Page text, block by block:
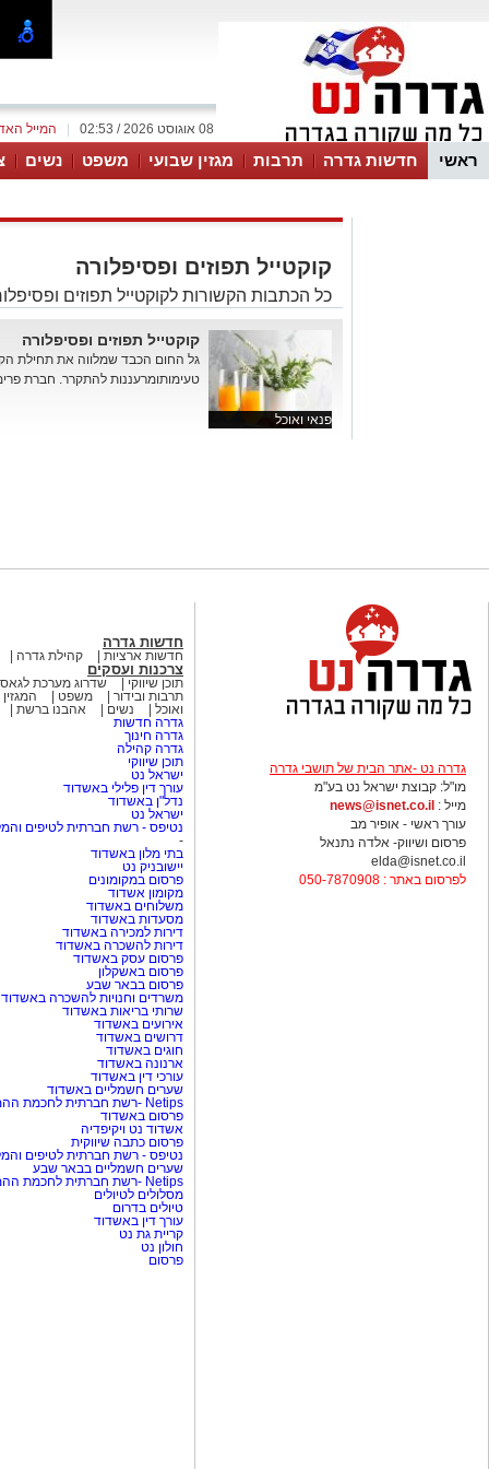
המייל 08 אוגוסט 2026 / 02:53
ראשי חדשות גדרה תרבות מגזין שבועי משפט נשים
קוקטייל תפוזים ופסיפלורה
כל הכתבות הקשורות לקוקטייל תפוזים
פנאי ואוכל
קוקטייל תפוזים ופסיפלורה
גל החום הכבד שמלווה את תחילת
טעימותומרעננות להתקרר. חברת
גדרה נט -אתר הבית של תושבי גדרה
מו"ל: קבוצת ישראל נט בע"מ
מייל : news@isnet.co.il
עורך ראשי - אופיר מב
פרסום ושיווק- אלדה נתנאל
elda@isnet.co.il
לפרסום באתר : 050-7870908
חדשות גדרה
חדשות ארציות קהילת גדרה
צרכנות ועסקים
תוכן שיווקי
שדרוג מערכת
תרבות ובידור
משפט
ואוכל
נשים
אהבנו ברשת
גדרה חדשות
גדרה חינוך
גדרה קהילה
תוכן שיווקי
ישראל נט
עורך דין פלילי באשדוד
נדל"ן באשדוד
ישראל נט
נטיפס - רשת חברתית לטיפים
-
בתי מלון באשדוד
יישובניק נט
פרסום במקומונים
מקומון אשדוד
משלוחים באשדוד
מסעדות באשדוד
דירות למכירה באשדוד
דירות להשכרה באשדוד
פרסום עסק באשדוד
פרסום באשקלון
פרסום בבאר שבע
משרדים וחנויות להשכרה באשדוד
שרותי בריאות באשדוד
אירועים באשדוד
דרושים באשדוד
חוגים באשדוד
ארנונה באשדוד
עורכי דין באשדוד
שערים חשמליים באשדוד
Netips -רשת חברתית לחכמת ההמונים
פרסום באשדוד
אשדוד נט ויקיפדיה
פרסום כתבה שיווקית
נטיפס - רשת חברתית לטיפים
שערים חשמליים בבאר שבע
Netips -רשת חברתית לחכמת ההמונים
מסלולים לטיולים
טיולים בדרום
עורך דין באשדוד
קריית גת נט
חולון נט
פרסום